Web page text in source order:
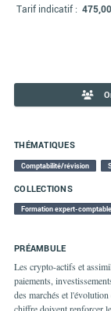
THÉMATIQUES
Comptabilité/révision
COLLECTIONS
Formation expert-comptable
PRÉAMBULE
Les crypto-actifs et
paiements,
des marchés et
Tarif indicatif :